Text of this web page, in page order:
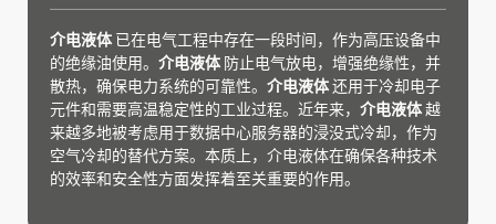
介电液体 已在电气工程中存在一段时间，作为高压设备中
的绝缘油使用。 介电液体 防止电气放电，增强绝缘性，并
散热，确保电力系统的可靠性。 介电液体还用于冷却电子
元件和需要高温稳定性的工业过程。近年来， 介电液体越
来越多地被考虑用于数据中心服务器的浸没式冷却，作为
空气冷却的替代方案。本质上，介电液体在确保各种技术
的效率和安全性方面发挥着至关重要的作用。